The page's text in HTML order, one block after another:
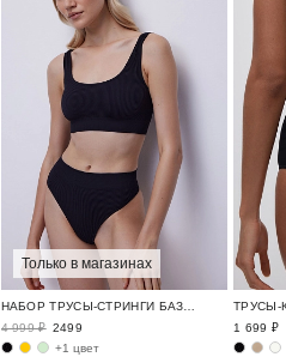
Только в магазинах
НАБОР ТРУСЫ-СТРИНГИ БАЗА В РУБЧИК / RIBBED BASE
4 999 ₽ 2499
+1 цвет
1 699 ₽